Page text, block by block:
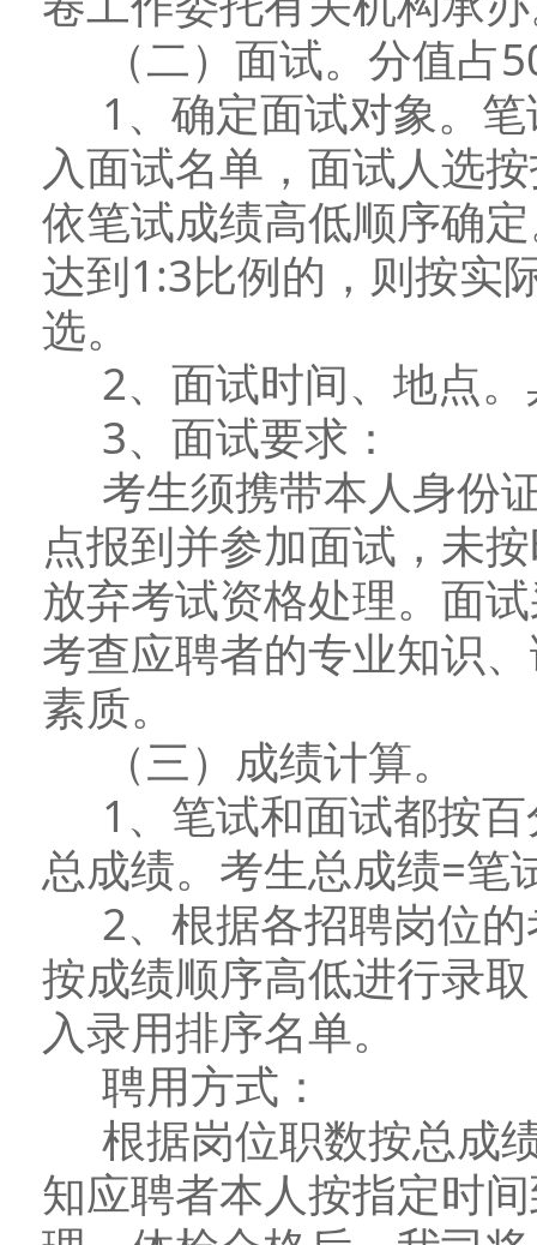
（二）面试。分值占
1、确定面试对象。笔
入面试名单，面试人选
依笔试成绩高低顺序确
达到1:3比例的，则按实
选。
2、面试时间、地点。
3、面试要求：
考生须携带本人身份
点报到并参加面试，未
放弃考试资格处理。面
考查应聘者的专业知识
素质。
（三）成绩计算。
1、笔试和面试都按百
总成绩。考生总成绩=笔
2、根据各招聘岗位的
按成绩顺序高低进行录
入录用排序名单。
聘用方式：
根据岗位职数按总成
知应聘者本人按指定时